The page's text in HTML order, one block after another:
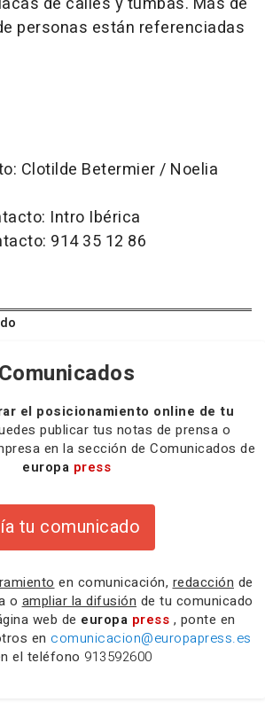
personas están referenciadas
Clotilde Betermier / Noelia
Intro Ibérica
914 35 12 86
Comunicados
el posicionamiento online de tu
publicar tus notas de prensa o
en la sección de Comunicados de
europa press
tu comunicado
en comunicación, redacción de
o ampliar la difusión de tu comunicado
web de europa press , ponte en
en comunicacion@europapress.es
el teléfono 913592600